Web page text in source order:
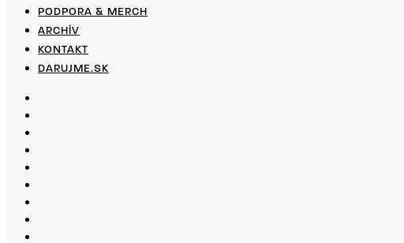
PODPORA & MERCH
ARCHÍV
KONTAKT
DARUJME.SK